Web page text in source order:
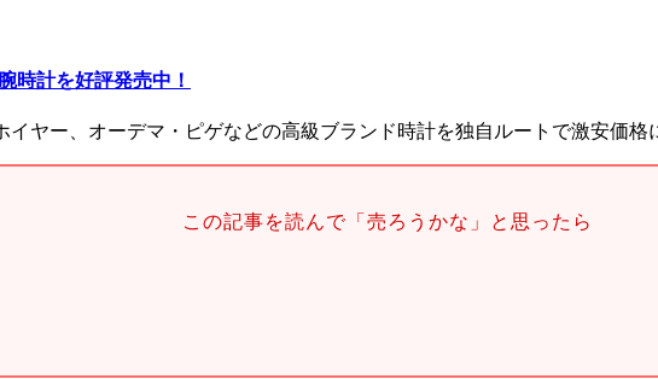
時計を好評発売中！
ヤー、オーデマ・ピゲなどの高級ブランド時計を独自ルートで激安価格
この記事を読んで「売ろうかな」と思ったら